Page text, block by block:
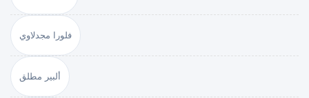
فلورا مجدلاوي
ألبير مطلق